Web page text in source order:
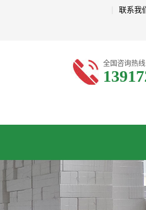
联系我
全国咨询热